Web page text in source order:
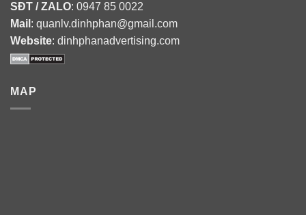
SĐT / ZALO: 0947 85 0022
Mail : quanlv.dinhphan@gmail.com
Website: dinhphanadvertising.com
MAP